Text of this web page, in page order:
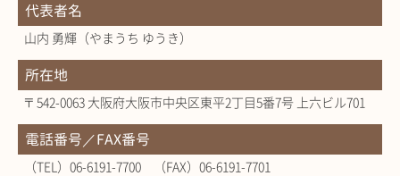
代表者名
山内 勇輝（やまうち ゆうき）
所在地
〒542-0063 大阪府大阪市中央区東平2丁目5番7号 上六ビル701
電話番号／FAX番号
（TEL）06-6191-7700 （FAX）06-6191-7701